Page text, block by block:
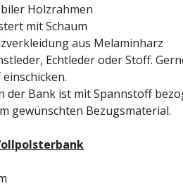
Holzrahmen
mit Schaum
aus Melaminharz
Echtleder oder Stoff.
der Bank ist mit Spannstoff
gewünschten Bezugsmaterial.